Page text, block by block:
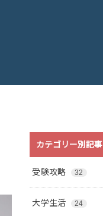
カテゴリー別記事
受験攻略 32
大学生活 24